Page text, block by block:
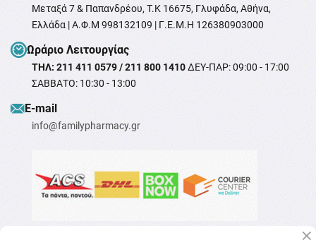
Μεταξά 7 & Παπανδρέου, T.K 16675, Γλυφάδα, Αθήνα,
Ελλάδα | Α.Φ.Μ 998132109 | Γ.Ε.Μ.Η 126380903000
Ωράριο Λειτουργίας
ΤΗΛ: 211 411 0579 / 211 800 1410ΔΕΥ-ΠΑΡ: 09:00 - 17:00
ΣΑΒΒΑΤΟ: 10:30 - 13:00
Ε-mail
info@familypharmacy.gr